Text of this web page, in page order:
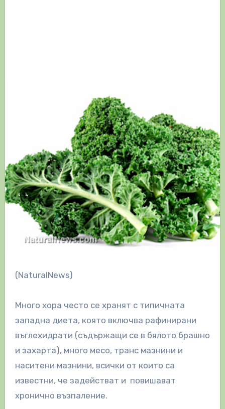
(NaturalNews)
Много хора често се хранят с типичната
западна диета, която включва рафинирани
въглехидрати (съдържащи се в бялото брашно
и захарта), много месо, транс мазнини и
наситени мазнини, всички от които са
известни, че задействат и повишават
хронично възпаление.